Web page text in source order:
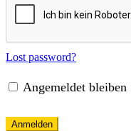
Lost password?
Angemeldet bleiben
Anmelden